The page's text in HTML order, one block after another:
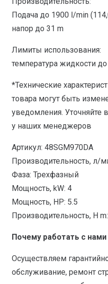
Подача до 1900 l/min
напор до 31 m
Лимиты использования:
температура жидкости до
*Технические
товара могут быть
уведомления.
у наших менеджеров
Артикул: 48SGM970DA
Производительность, л/
Фаза: Трехфазный
Мощность, kW: 4
Мощность, HP: 5.5
Производительность, H
Почему работать с
Осуществляем
обслуживание, ремонт